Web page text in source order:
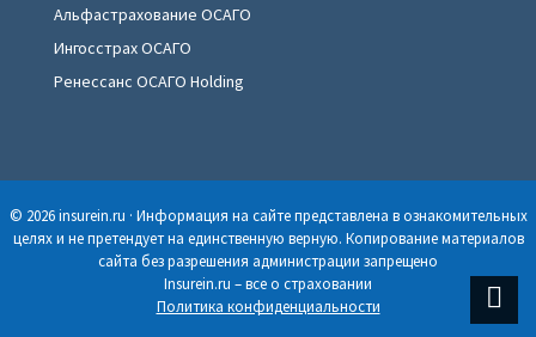
Альфастрахование ОСАГО
Ингосстрах ОСАГО
Ренессанс ОСАГО Holding
© 2026 insurein.ru · Информация на сайте представлена в ознакомительных
целях и не претендует на единственную верную. Копирование материалов
сайта без разрешения администрации запрещено
Insurein.ru – все о страховании
Политика конфиденциальности